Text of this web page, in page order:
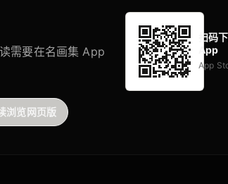
需要在名画集 App
浏览网页版
扫码
App
App